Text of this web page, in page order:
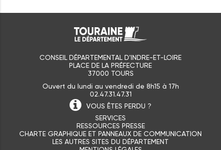
CONSEIL DÉPARTEMENTAL D'INDRE-ET-LOIRE
PLACE DE LA PRÉFECTURE
37000 TOURS
Ouvert du lundi au vendredi de 8h15 à 17h
02.47.31.47.31
VOUS ÊTES PERDU ?
SERVICES
RESSOURCES PRESSE
CHARTE GRAPHIQUE ET PANNEAUX DE COMMUNICATION
LES AUTRES SITES DU DÉPARTEMENT